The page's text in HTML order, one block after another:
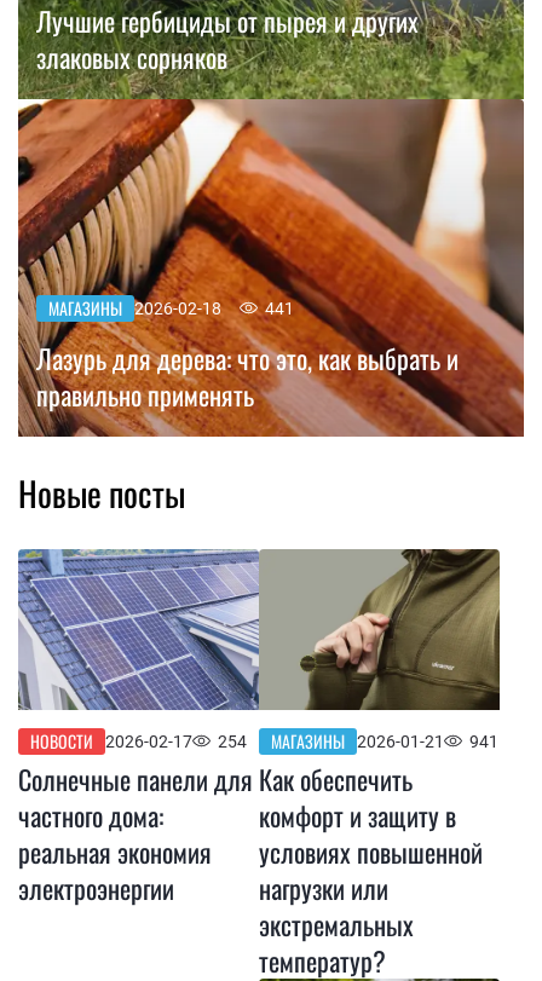
Лучшие гербициды от пырея и других
злаковых сорняков
МАГАЗИНЫ 2026-02-18 441
Лазурь для дерева: что это, как выбрать и
правильно применять
Новые посты
НОВОСТИ 2026-02-17 254
Солнечные панели для
частного дома:
реальная экономия
электроэнергии
МАГАЗИНЫ 2026-01-21 941
Как обеспечить
комфорт и защиту в
условиях повышенной
нагрузки или
экстремальных
температур?